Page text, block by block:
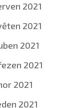
2021
2021
2021
2021
2021
2021